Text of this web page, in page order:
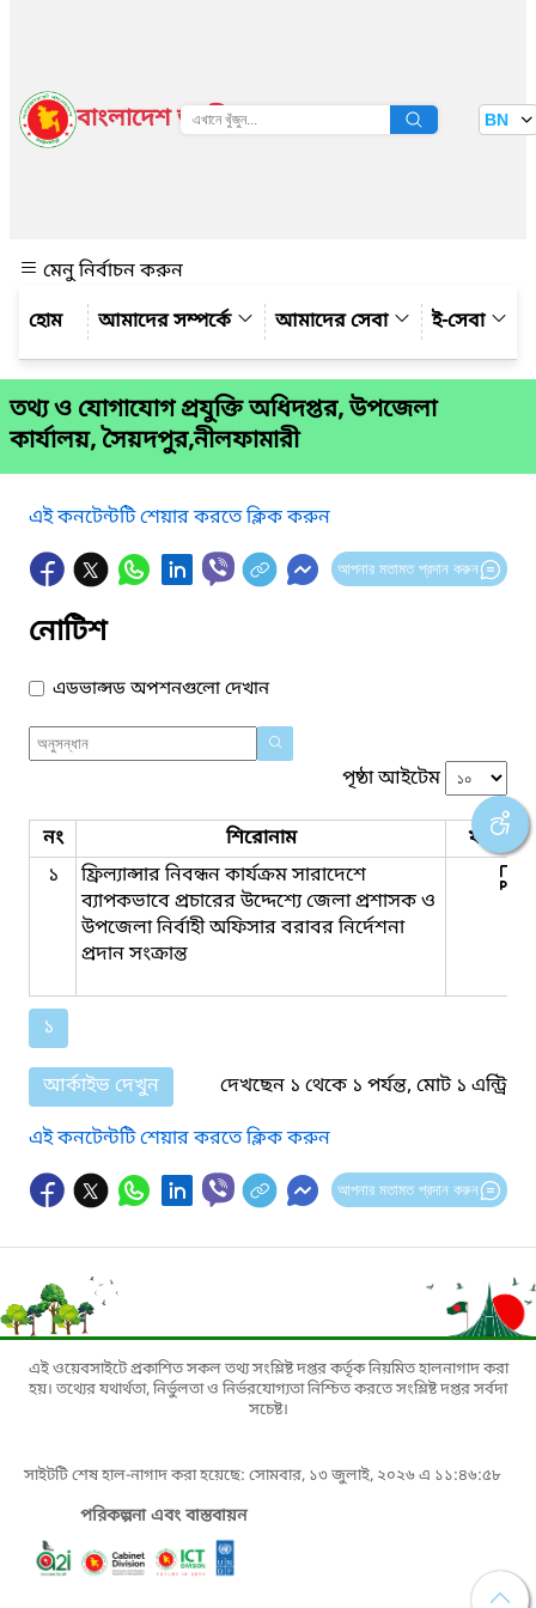
বাংলাদেশ জাতীয় তথ্য বাতায়ন BN
মেনু নির্বাচন করুন
আমাদের সম্পর্কে
আমাদের সেবা ই-সেবা
তথ্য ও যোগাযোগ প্রযুক্তি অধিদপ্তর, উপজেলা
কার্যালয়, সৈয়দপুর,নীলফামারী
এই কনটেন্টটি শেয়ার করতে ক্লিক করুন
আপনার মতামত প্রদান করুন
নোটিশ
এডভান্সড অপশনগুলো দেখান
পৃষ্ঠা আইটেম
নং শিরোনাম
ফাইল
১
ফ্রিল্যান্সার নিবন্ধন কার্যক্রম সারাদেশে
ব্যাপকভাবে প্রচারের উদ্দেশ্যে জেলা প্রশাসক ও
উপজেলা নির্বাহী অফিসার বরাবর নির্দেশনা
প্রদান সংক্রান্ত
১
আর্কাইভ দেখুন
দেখছেন ১ থেকে ১ পর্যন্ত, মোট ১ এন্ট্রি
এই কনটেন্টটি শেয়ার করতে ক্লিক করুন
আপনার মতামত প্রদান করুন
এই ওয়েবসাইটে প্রকাশিত সকল তথ্য সংশ্লিষ্ট দপ্তর কর্তৃক নিয়মিত হালনাগাদ করা
হয়। তথ্যের যথার্থতা, নির্ভুলতা ও নির্ভরযোগ্যতা নিশ্চিত করতে সংশ্লিষ্ট দপ্তর সর্বদা
সচেষ্ট।
সাইটটি শেষ হাল-নাগাদ করা হয়েছে: সোমবার, ১৩ জুলাই, ২০২৬ এ ১১:৪৬:৫৮
পরিকল্পনা এবং বাস্তবায়ন